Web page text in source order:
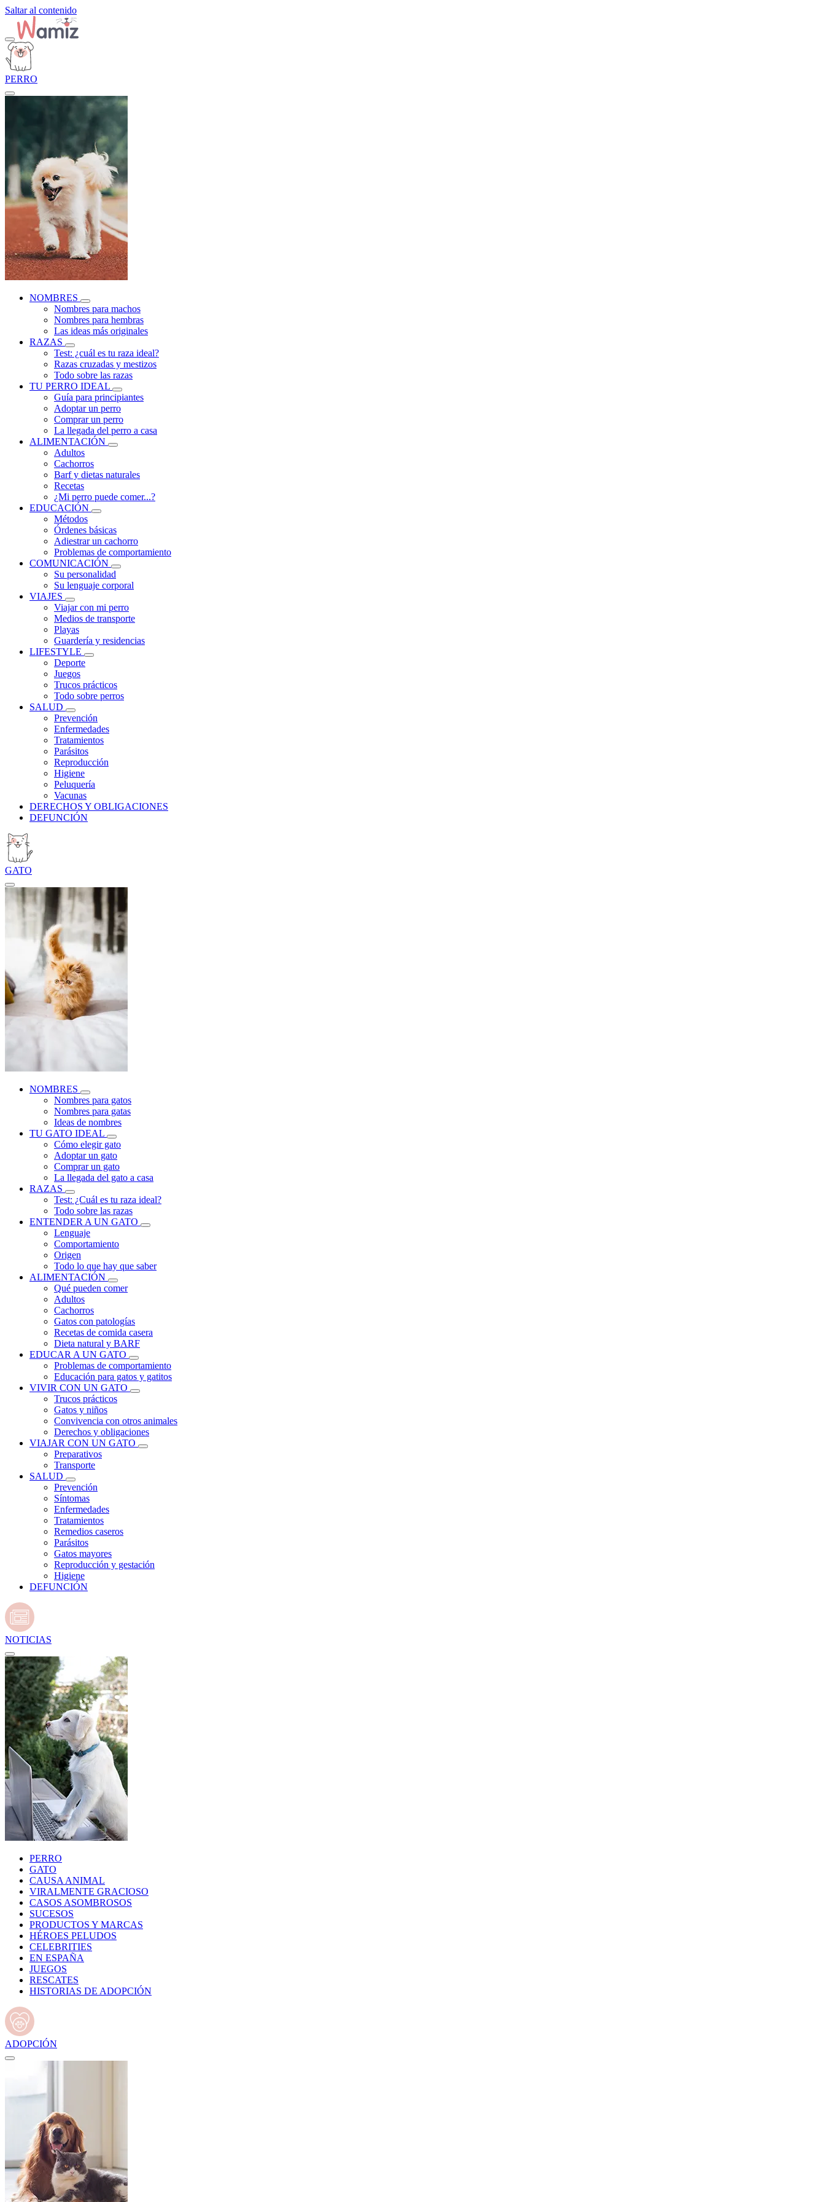
Saltar al contenido
PERRO
NOMBRES
Nombres para machos
Nombres para hembras
Las ideas más originales
RAZAS
Test: ¿cuál es tu raza ideal?
Razas cruzadas y mestizos
Todo sobre las razas
TU PERRO IDEAL
Guía para principiantes
Adoptar un perro
Comprar un perro
La llegada del perro a casa
ALIMENTACIÓN
Adultos
Cachorros
Barf y dietas naturales
Recetas
¿Mi perro puede comer...?
EDUCACIÓN
Métodos
Órdenes básicas
Adiestrar un cachorro
Problemas de comportamiento
COMUNICACIÓN
Su personalidad
Su lenguaje corporal
VIAJES
Viajar con mi perro
Medios de transporte
Playas
Guardería y residencias
LIFESTYLE
Deporte
Juegos
Trucos prácticos
Todo sobre perros
SALUD
Prevención
Enfermedades
Tratamientos
Parásitos
Reproducción
Higiene
Peluquería
Vacunas
DERECHOS Y OBLIGACIONES
DEFUNCIÓN
GATO
NOMBRES
Nombres para gatos
Nombres para gatas
Ideas de nombres
TU GATO IDEAL
Cómo elegir gato
Adoptar un gato
Comprar un gato
La llegada del gato a casa
RAZAS
Test: ¿Cuál es tu raza ideal?
Todo sobre las razas
ENTENDER A UN GATO
Lenguaje
Comportamiento
Origen
Todo lo que hay que saber
ALIMENTACIÓN
Qué pueden comer
Adultos
Cachorros
Gatos con patologías
Recetas de comida casera
Dieta natural y BARF
EDUCAR A UN GATO
Problemas de comportamiento
Educación para gatos y gatitos
VIVIR CON UN GATO
Trucos prácticos
Gatos y niños
Convivencia con otros animales
Derechos y obligaciones
VIAJAR CON UN GATO
Preparativos
Transporte
SALUD
Prevención
Síntomas
Enfermedades
Tratamientos
Remedios caseros
Parásitos
Gatos mayores
Reproducción y gestación
Higiene
DEFUNCIÓN
NOTICIAS
PERRO
GATO
CAUSA ANIMAL
VIRALMENTE GRACIOSO
CASOS ASOMBROSOS
SUCESOS
PRODUCTOS Y MARCAS
HÉROES PELUDOS
CELEBRITIES
EN ESPAÑA
JUEGOS
RESCATES
HISTORIAS DE ADOPCIÓN
ADOPCIÓN